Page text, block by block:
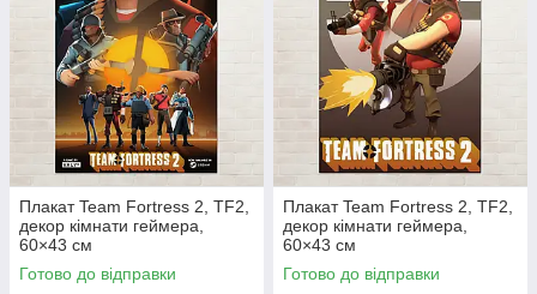
Плакат Team Fortress 2, TF2,
декор кімнати геймера,
60×43 см
Готово до відправки
Плакат Team Fortress 2, TF2,
декор кімнати геймера,
60×43 см
Готово до відправки